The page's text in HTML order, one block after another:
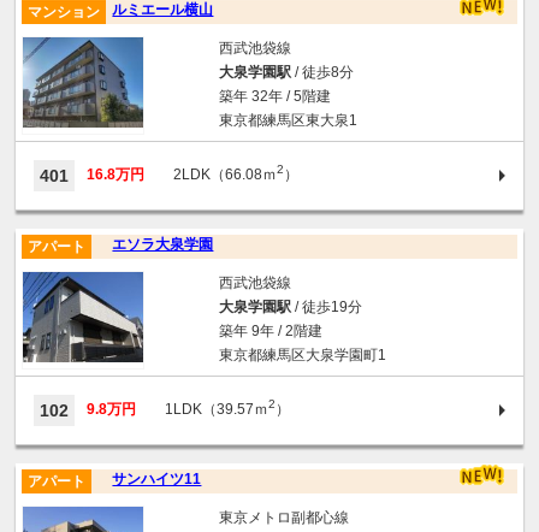
ルミエール横山
マンション
西武池袋線
大泉学園駅/ 徒歩8分
築年 32年 / 5階建
東京都練馬区東大泉1
401 16.8万円 2LDK（66.08ｍ2 ）
エソラ大泉学園
アパート
西武池袋線
大泉学園駅/ 徒歩19分
築年 9年 / 2階建
東京都練馬区大泉学園町1
102 9.8万円 1LDK（39.57ｍ2 ）
サンハイツ11
アパート
東京メトロ副都心線